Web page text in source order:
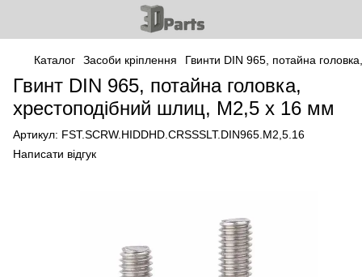
Каталог Засоби кріплення Гвинти DIN 965, потайна
Гвинт DIN 965, потайна головка,
хрестоподібний шлиц, М2,5 x 16 мм
Артикул: FST.SCRW.HIDDHD.CRSSSLT.DIN965.M2,5.16
Написати відгук